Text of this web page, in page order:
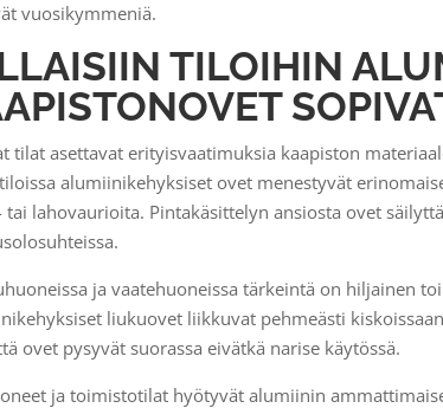
vuosikymmeniä.
TILOIHIN
tilat asettavat erityisvaatimuksia kaapiston
alumiinikehyksiset ovet menestyvät
tai lahovaurioita. Pintakäsittelyn ansiosta ovet
ja vaatehuoneissa tärkeintä on hiljainen
liukuovet liikkuvat pehmeästi
ovet pysyvät suorassa eivätkä narise käytössä.
ja toimistotilat hyötyvät alumiinin